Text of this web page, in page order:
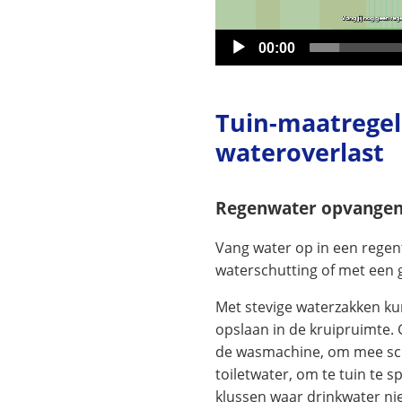
Huidige
tijd
00:00
Tuin-
wateroverlast
Regenwater
Vang water op in een
waterschutting of met een
Met stevige waterzakken
opslaan in de kruipruimte.
de wasmachine, om mee
toiletwater, om te tuin te
klussen waar drinkwater